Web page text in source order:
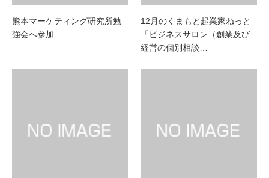
熊本マーケティング研究所勉
強会へ参加
12月のくまもと起業家ねっと
「ビジネスサロン（創業及び
経営の個別相談…